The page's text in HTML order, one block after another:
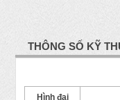
THÔNG SỐ KỸ
Hình đại